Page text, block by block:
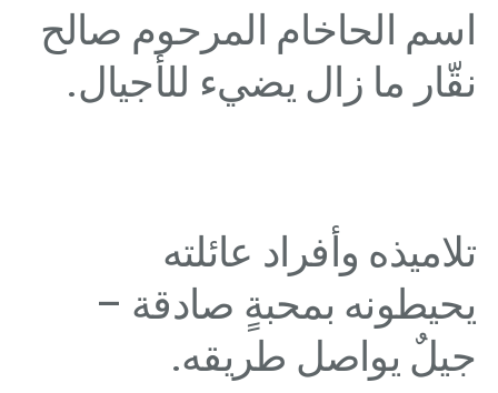
اسم الحاخام المرحوم صالح
نقّار ما زال يضيء للأجيال.
تلاميذه وأفراد عائلته
يحيطونه بمحبةٍ صادقة –
جيلٌ يواصل طريقه.